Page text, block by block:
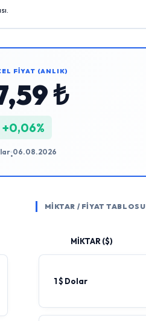
FİYAT (ANLIK)
₺
+0,06%
•06.08.2026
MİKTAR / FİYAT TABLOSU
MİKTAR ($)
1 $ Dolar